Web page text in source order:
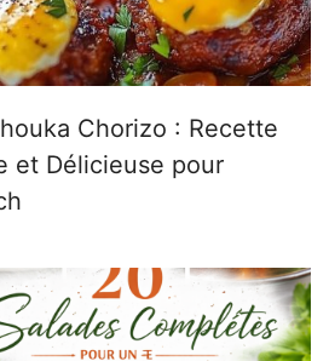
Chorizo : Recette
et Délicieuse pour